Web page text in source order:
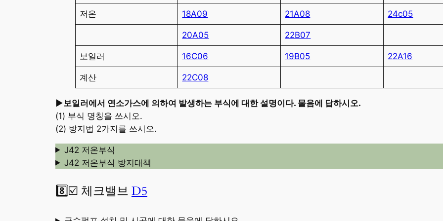
저온 18A09 21A08 24c05
20A05 22B07
보일러 16C06 19B05 22A16
계산 22C08
►보일러에서 연소가스에 의하여 발생하는 부식에 대한 설명이다. 물음에 답하시오.
(1) 부식 명칭을 쓰시오.
(2) 방지법 2가지를 쓰시오.
J42 저온부식
J42 저온부식 방지대책
8️⃣☑️ 체크밸브 D5